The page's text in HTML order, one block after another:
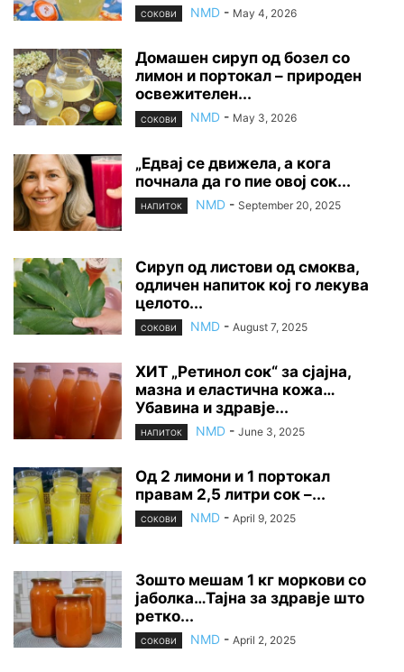
СОКОВИ NMD - May 4, 2026
Домашен сируп од бозел со
лимон и портокал – природен
освежителен...
СОКОВИ NMD - May 3, 2026
„Едвај се движела, а кога
почнала да го пие овој сок...
НАПИТОК NMD - September 20, 2025
Сируп од листови од смоква,
одличен напиток кој го лекува
целото...
СОКОВИ NMD - August 7, 2025
ХИТ „Ретинол сок“ за сјајна,
мазна и еластична кожа…
Убавина и здравје...
НАПИТОК NMD - June 3, 2025
Од 2 лимони и 1 портокал
правам 2,5 литри сок –...
СОКОВИ NMD - April 9, 2025
Зошто мешам 1 кг моркови со
јаболка…Тајна за здравје што
ретко...
СОКОВИ NMD - April 2, 2025